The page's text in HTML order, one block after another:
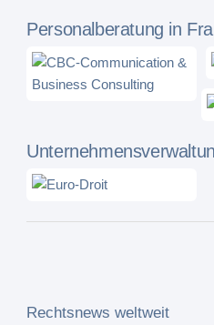
Personalberatung in
Rechtsnews weltweit